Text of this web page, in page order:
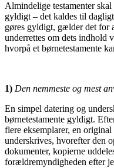
Almindelige testamenter
gyldigt – det kaldes til
gøres gyldigt, gælder det for
underrettes om dets indhold
hvorpå et børnetestamente
1) Den nemmeste og mest
En simpel datering og
børnetestamente gyldigt.
flere eksemplarer, en
underskrives, hvorefter den
dokumenter, kopierne
forældremyndigheden efter